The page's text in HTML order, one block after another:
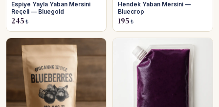
Espiye Yayla Yaban Mersini
Reçeli — Bluegold
245 ₺
Hendek Yaban Mersini —
Bluecrop
195 ₺